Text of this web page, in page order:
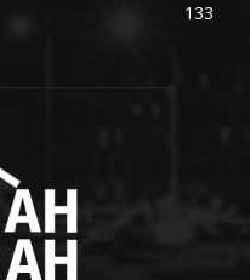
133